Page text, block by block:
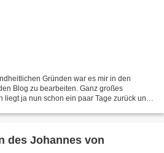
Gründen war es mir in den
Blog zu bearbeiten. Ganz großes
liegt ja nun schon ein paar Tage zurück und
des Johannes von